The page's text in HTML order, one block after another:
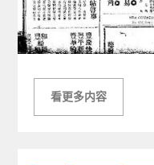
看更多内容